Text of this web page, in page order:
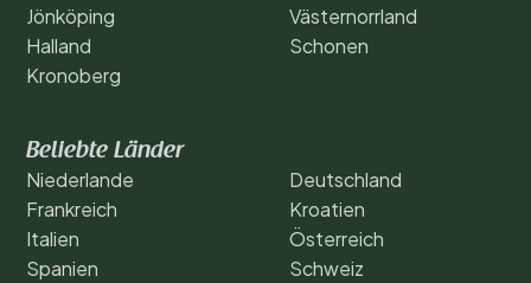
Jönköping
Halland
Kronoberg
Västernorrland
Schonen
Beliebte Länder
Niederlande
Frankreich
Italien
Spanien
Deutschland
Kroatien
Österreich
Schweiz